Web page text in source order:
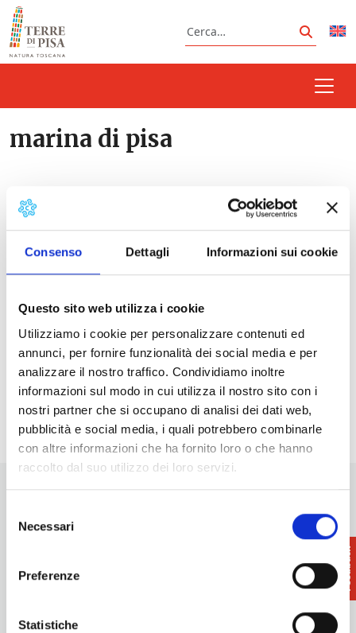
Consenso Dettagli Informazioni sui cookie
Questo sito web utilizza i cookie
Utilizziamo i cookie per personalizzare contenuti ed
annunci, per fornire funzionalità dei social media e per
analizzare il nostro traffico. Condividiamo inoltre
informazioni sul modo in cui utilizza il nostro sito con i
nostri partner che si occupano di analisi dei dati web,
pubblicità e social media, i quali potrebbero combinarle
con altre informazioni che ha fornito loro o che hanno
raccolto dal suo utilizzo dei loro servizi.
delNecessari
Preferenze
Statistiche
Vai al contenuto
Cerca
Cerca
marina di pisa
Marenia | Estate sul Litorale Pisano
- 30/08/2026 - Tutto il giorno
Fuochi d'artificio a Marina di Pisa
- 29/08/2026 -
23:00 - 23:45
Giornata Nazionale del Trekking Urbano | Pisa
31/10/2026 - Tutto il giorno
Vuoi aggiornamenti su cosa fare e cosa vedere nelle Terre
Iscriviti alla nostra newsletter! Subito una sorpresa per te!